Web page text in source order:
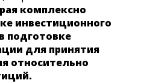
комплексно
инвестиционного
подготовке
для принятия
относительно